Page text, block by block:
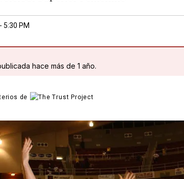
5:30 PM
hace más de 1 año.
de